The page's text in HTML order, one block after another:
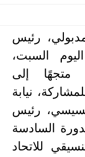
رئيس
السبت،
متجهًا إلى
نيابة
رئيس
السادسة
للاتحاد